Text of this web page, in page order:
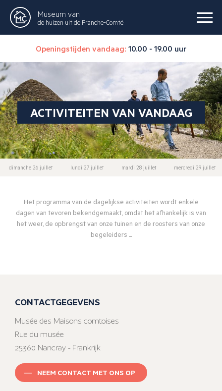
Museum van
de huizen uit de Franche-Comté
Openingstijden vandaag: 10.00 - 19.00 uur
ACTIVITEITEN VAN VANDAAG
dimanche 26 juillet lundi 27 juillet mardi 28 juillet mercredi 29 juillet
Het programma van de dagelijkse activiteiten wordt enkele
dagen van tevoren bekendgemaakt, omdat het afhankelijk is van
het weer, de opbrengst van onze tuinen en de roosters van onze
begeleiders ...
CONTACTGEGEVENS
Musée des Maisons comtoises
Rue du musée
25360 Nancray - Frankrijk
NEEM CONTACT MET ONS OP